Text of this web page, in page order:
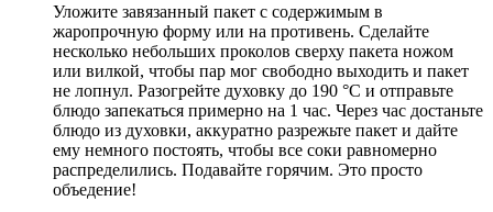
Уложите завязанный пакет с содержимым в
жаропрочную форму или на противень. Сделайте
несколько небольших проколов сверху пакета ножом
или вилкой, чтобы пар мог свободно выходить и пакет
не лопнул. Разогрейте духовку до 190 °С и отправьте
блюдо запекаться примерно на 1 час. Через час достаньте
блюдо из духовки, аккуратно разрежьте пакет и дайте
ему немного постоять, чтобы все соки равномерно
распределились. Подавайте горячим. Это просто
объедение!